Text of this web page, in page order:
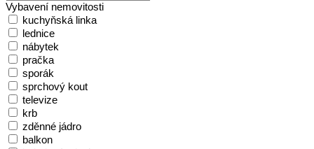
Vybavení nemovitosti
kuchyňská linka
lednice
nábytek
pračka
sporák
sprchový kout
televize
krb
zděnné jádro
balkon